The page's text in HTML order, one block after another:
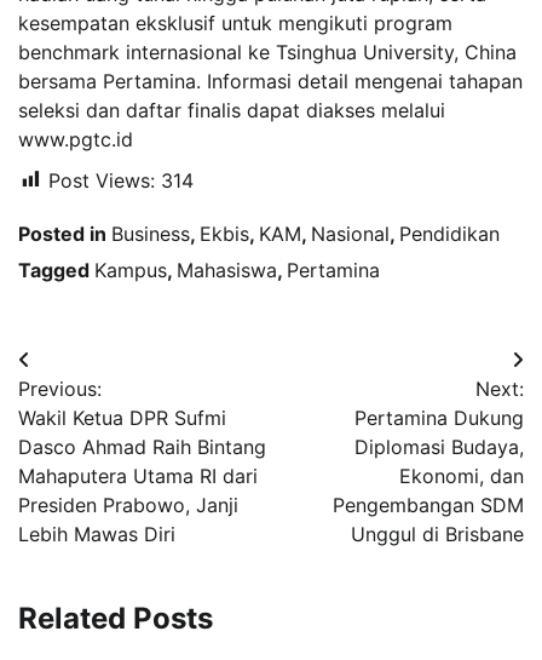
kesempatan eksklusif untuk mengikuti program
benchmark internasional ke Tsinghua University, China
bersama Pertamina. Informasi detail mengenai tahapan
seleksi dan daftar finalis dapat diakses melalui
www.pgtc.id
Post Views: 314
Posted in Business, Ekbis, KAM, Nasional, Pendidikan
Tagged Kampus, Mahasiswa, Pertamina
Navigasi
pos
Previous:
Wakil Ketua DPR Sufmi
Dasco Ahmad Raih Bintang
Mahaputera Utama RI dari
Presiden Prabowo, Janji
Lebih Mawas Diri
Next:
Pertamina Dukung
Diplomasi Budaya,
Ekonomi, dan
Pengembangan SDM
Unggul di Brisbane
Related Posts